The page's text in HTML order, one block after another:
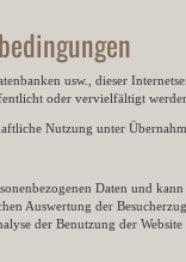
usw., dieser
oder vervielfältigt
Nutzung unter
Daten und
Auswertung der
der Benutzung der